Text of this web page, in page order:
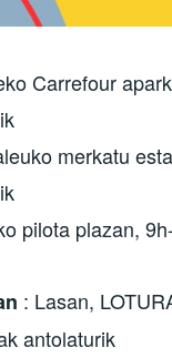
Carrefour
merkatu
pilota plazan,
: Lasan,
antolaturik